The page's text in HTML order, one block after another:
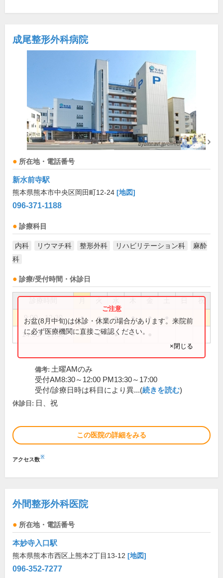
成尾整形外科病院
所在地・電話番号
新水前寺駅
熊本県熊本市中央区岡田町12-24 [地図]
096-371-1188
診療科目
内科 リウマチ科 整形外科 リハビリテーション科
麻酔
科
診療/受付時間・休診日
祝
9:00～12:30 ● ● ● ● ●
14:00～17:30 ● ● ● ●
お盆(8月中旬)は休診・休業の場合があります。来院前
に必ず医療機関に直接ご確認ください。
×閉じる
備考: 土曜AMのみ
受付AM8:30～12:00 PM13:30～17:00
受付/診療日時は科目により異...(続きを読む)
休診日: 日、祝
この医院の詳細をみる
アクセス数※
外間整形外科医院
所在地・電話番号
本妙寺入口駅
熊本県熊本市西区上熊本2丁目13-12 [地図]
096-352-7277